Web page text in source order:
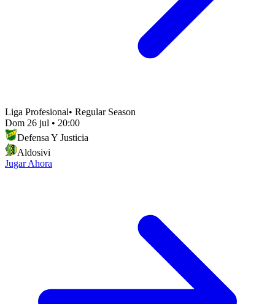
Liga Profesional• Regular Season
Dom 26 jul • 20:00
Defensa Y Justicia
Aldosivi
Jugar Ahora